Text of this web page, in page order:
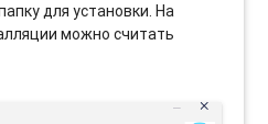
для установки. На
можно считать